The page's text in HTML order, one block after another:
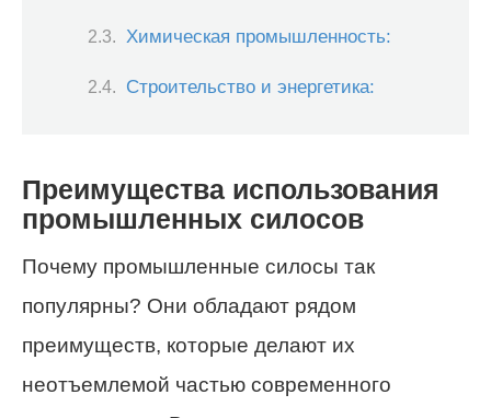
Химическая промышленность:
Строительство и энергетика:
Преимущества использования
промышленных силосов
Почему промышленные силосы так
популярны? Они обладают рядом
преимуществ, которые делают их
неотъемлемой частью современного